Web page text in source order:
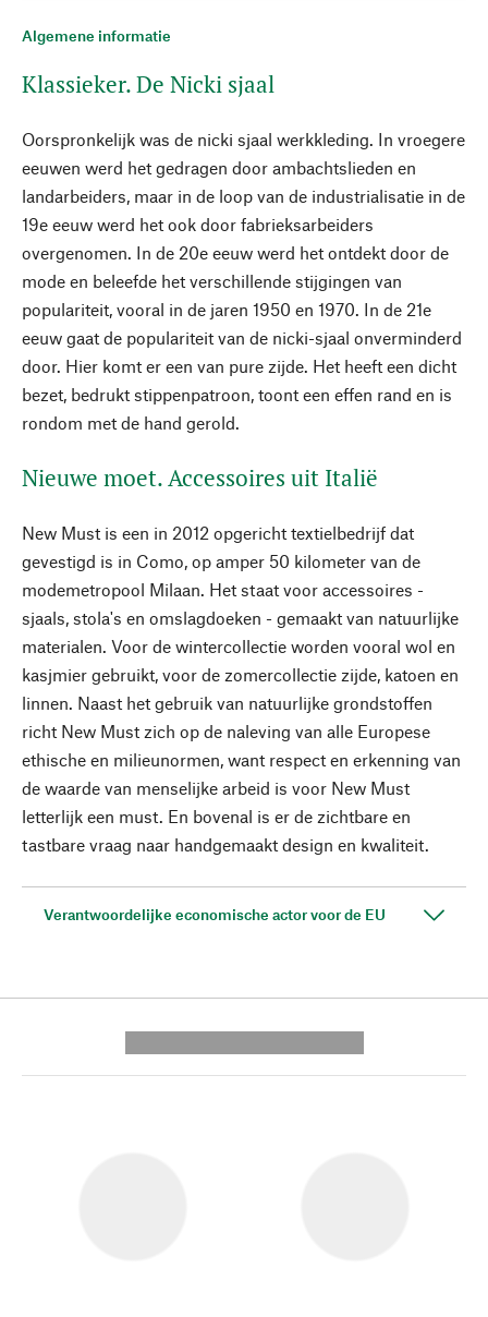
Algemene informatie
Klassieker. De Nicki sjaal
Oorspronkelijk was de nicki sjaal werkkleding. In vroegere
eeuwen werd het gedragen door ambachtslieden en
landarbeiders, maar in de loop van de industrialisatie in de
19e eeuw werd het ook door fabrieksarbeiders
overgenomen. In de 20e eeuw werd het ontdekt door de
mode en beleefde het verschillende stijgingen van
populariteit, vooral in de jaren 1950 en 1970. In de 21e
eeuw gaat de populariteit van de nicki-sjaal onverminderd
door. Hier komt er een van pure zijde. Het heeft een dicht
bezet, bedrukt stippenpatroon, toont een effen rand en is
rondom met de hand gerold.
Nieuwe moet. Accessoires uit Italië
New Must is een in 2012 opgericht textielbedrijf dat
gevestigd is in Como, op amper 50 kilometer van de
modemetropool Milaan. Het staat voor accessoires -
sjaals, stola's en omslagdoeken - gemaakt van natuurlijke
materialen. Voor de wintercollectie worden vooral wol en
kasjmier gebruikt, voor de zomercollectie zijde, katoen en
linnen. Naast het gebruik van natuurlijke grondstoffen
richt New Must zich op de naleving van alle Europese
ethische en milieunormen, want respect en erkenning van
de waarde van menselijke arbeid is voor New Must
letterlijk een must. En bovenal is er de zichtbare en
tastbare vraag naar handgemaakt design en kwaliteit.
Verantwoordelijke economische actor voor de EU